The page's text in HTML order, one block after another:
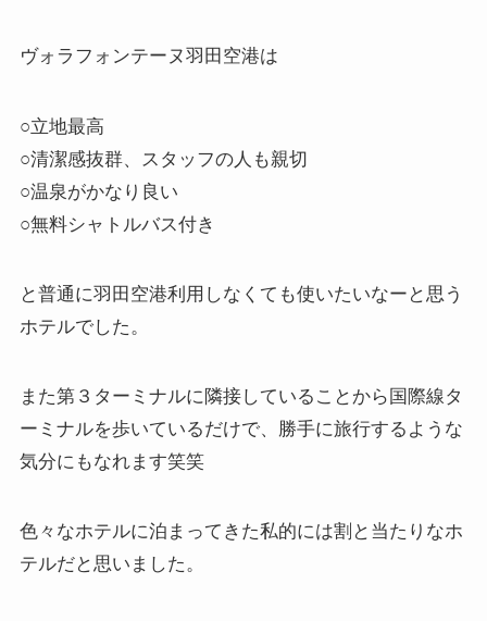
ヴォラフォンテーヌ羽田空港は
○立地最高
○清潔感抜群、スタッフの人も親切
○温泉がかなり良い
○無料シャトルバス付き
と普通に羽田空港利用しなくても使いたいなーと思う
ホテルでした。
また第３ターミナルに隣接していることから国際線タ
ーミナルを歩いているだけで、勝手に旅行するような
気分にもなれます笑笑
色々なホテルに泊まってきた私的には割と当たりなホ
テルだと思いました。